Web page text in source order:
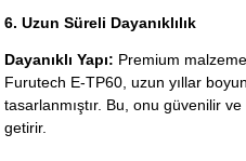
6. Uzun Süreli Dayanıklılık
Dayanıklı Yapı: Premium
Furutech E-TP60, uzun yıllar
tasarlanmıştır. Bu, onu güvenilir
getirir.